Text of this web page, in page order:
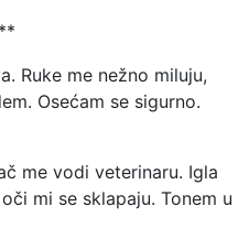
Ruke me nežno miluju,
Osećam se sigurno.
me vodi veterinaru. Igla
mi se sklapaju. Tonem u